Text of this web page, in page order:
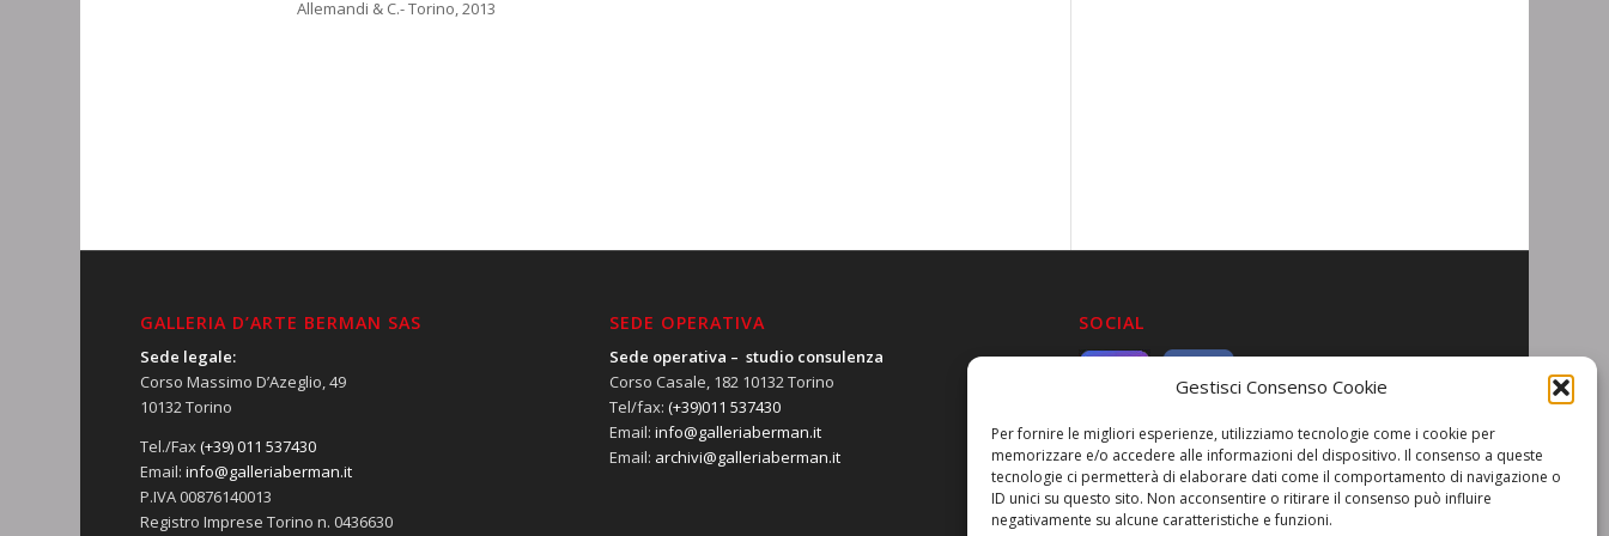
Gestisci Consenso Cookie
Per fornire le migliori esperienze, utilizziamo tecnologie come i cookie per
memorizzare e/o accedere alle informazioni del dispositivo. Il consenso a queste
tecnologie ci permetterà di elaborare dati come il comportamento di navigazione o
ID unici su questo sito. Non acconsentire o ritirare il consenso può influire
negativamente su alcune caratteristiche e funzioni.
Allemandi & C.- Torino, 2013
GALLERIA D’ARTE BERMAN SAS
Sede legale:
Corso Massimo D’Azeglio, 49
10132 Torino
Tel./Fax(+39) 011 537430
Email:info@galleriaberman.it
P.IVA 00876140013
Registro Imprese Torino n. 0436630
SEDE OPERATIVA
Sede operativa – studio consulenza
Corso Casale, 182 10132 Torino
Tel/fax:(+39)011 537430
Email:info@galleriaberman.it
Email: archivi@galleriaberman.it
SOCIAL